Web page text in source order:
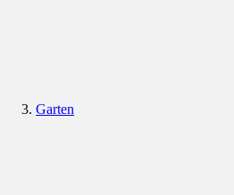
Garten